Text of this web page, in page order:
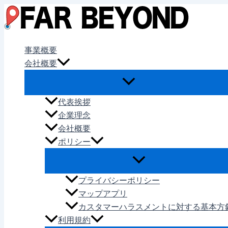
内
容
事業概要
会社概要
代表挨拶
企業理念
会社概要
ポリシー
プライバシーポリシー
マップアプリ
カスタマーハラスメントに対する基本方
利用規約